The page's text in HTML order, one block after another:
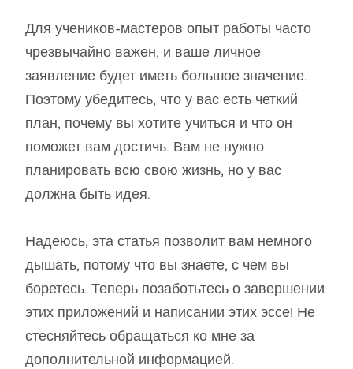
Для учеников-мастеров опыт работы часто
чрезвычайно важен, и ваше личное
заявление будет иметь большое значение.
Поэтому убедитесь, что у вас есть четкий
план, почему вы хотите учиться и что он
поможет вам достичь. Вам не нужно
планировать всю свою жизнь, но у вас
должна быть идея.
Надеюсь, эта статья позволит вам немного
дышать, потому что вы знаете, с чем вы
боретесь. Теперь позаботьтесь о завершении
этих приложений и написании этих эссе! Не
стесняйтесь обращаться ко мне за
дополнительной информацией.